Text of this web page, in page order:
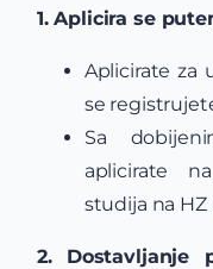
1. Aplicira se
Aplicirate za
se
Sa
aplicirate
studija na
2. Dostavljanje